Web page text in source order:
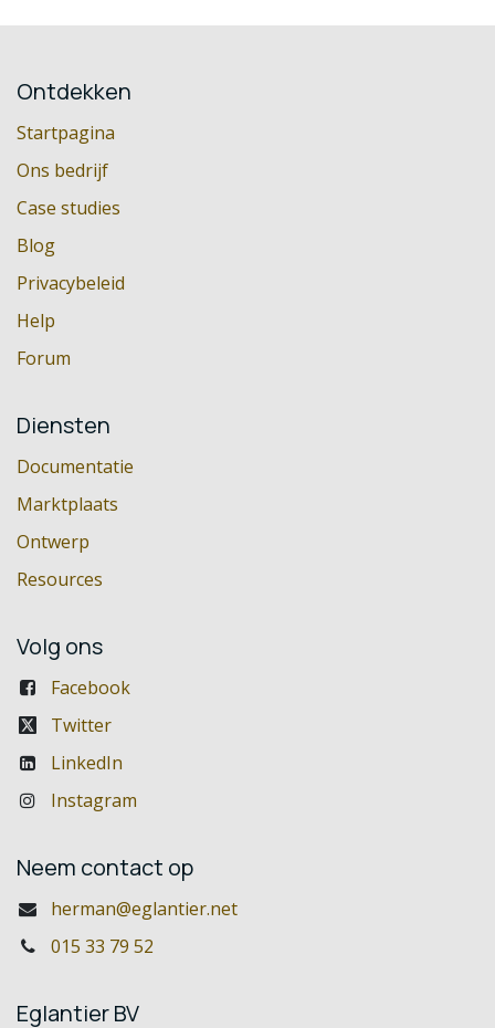
Ontdekken
Startpagina
Ons bedrijf
Case studies
Blog
Privacybeleid
Help
Forum
Diensten
Documentatie
Marktplaats
Ontwerp
Resources
Volg ons
Facebook
Twitter
LinkedIn
Instagram
Neem contact op
herman@eglantier.net
015 33 79 52
Eglantier BV